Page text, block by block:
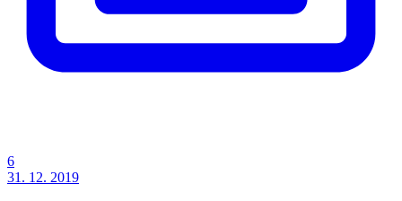
6
31. 12. 2019